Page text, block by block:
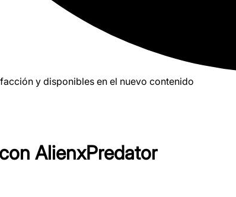
y disponibles en el nuevo contenido
AlienxPredator